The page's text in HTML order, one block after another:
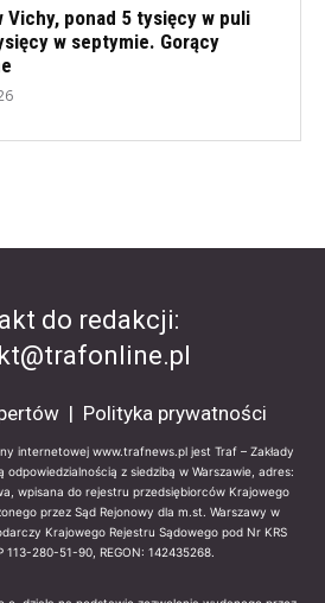
Vichy, ponad 5 tysięcy w puli
w septymie. Gorący
do redakcji:
| Polityka prywatności
internetowej www.trafnews.pl jest Traf – Zakłady
odpowiedzialnością z siedzibą w Warszawie, adres:
wpisana do rejestru przedsiębiorców Krajowego
przez Sąd Rejonowy dla m.st. Warszawy w
Krajowego Rejestru Sądowego pod Nr KRS
113-280-51-90, REGON: 142435268.